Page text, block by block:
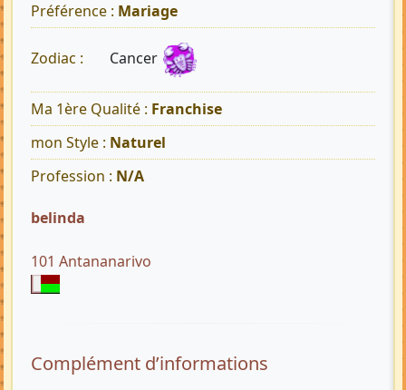
Préférence : Mariage
Zodiac : Cancer
Ma 1ère Qualité : Franchise
mon Style : Naturel
Profession : N/A
belinda
101 Antananarivo
Complément d’informations